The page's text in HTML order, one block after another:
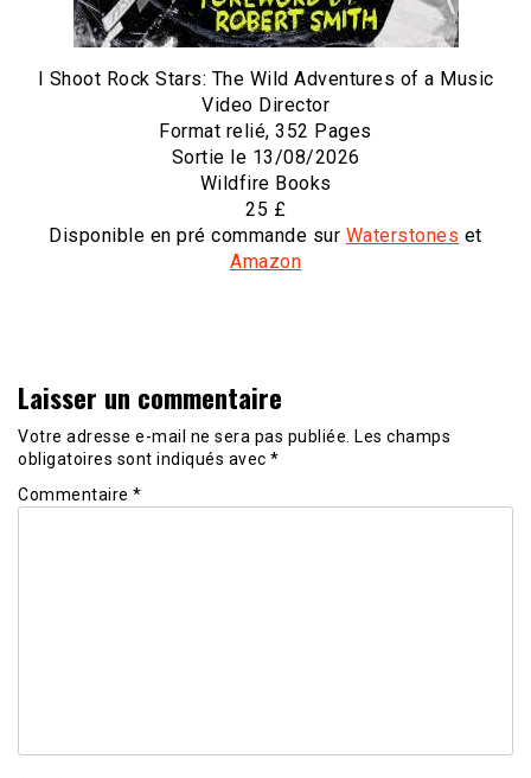
I Shoot Rock Stars: The Wild Adventures of a Music
Video Director
Format relié, 352 Pages
Sortie le 13/08/2026
Wildfire Books
25 £
Disponible en pré commande sur Waterstones et
Amazon
Laisser un commentaire
Votre adresse e-mail ne sera pas publiée. Les champs
obligatoires sont indiqués avec *
Commentaire *